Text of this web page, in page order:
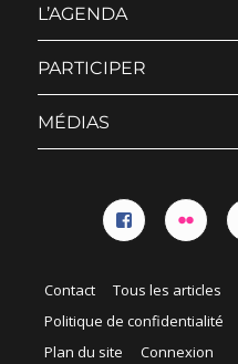
L’AGENDA
PARTICIPER
MÉDIAS
Contact Tous les articles
Politique de confidentialité
Plan du site
Connexion